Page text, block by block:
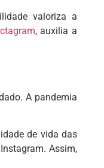
valoriza a
, auxilia a
A pandemia
de vida das
Assim,